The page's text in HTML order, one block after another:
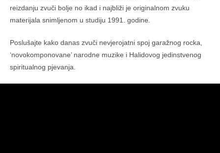
reizdanju zvuči bolje no ikad i najbliži je originalnom zvuku
materijala snimljenom u studiju 1991. godine.
Poslušajte kako danas zvuči nevjerojatni spoj garažnog rocka,
‘novokomponovane’ narodne muzike i Halidovog jedinstvenog
spiritualnog pjevanja.